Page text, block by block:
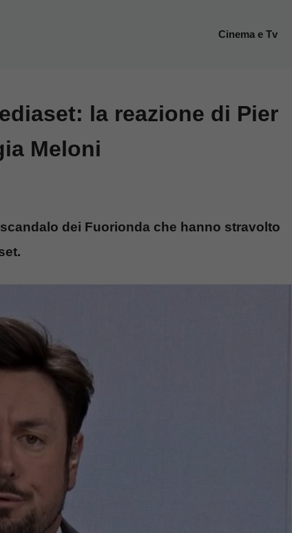
Cinema e Tv
la reazione di Pier
Meloni
dei Fuorionda che hanno stravolto